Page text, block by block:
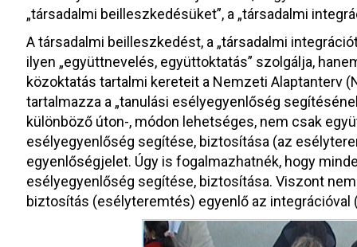
„társadalmi beilleszkedésüket”, a „társadalmi
A társadalmi beilleszkedést, a „társadalmi
ilyen „együttnevelés, együttoktatás” szolgálja,
közoktatás tartalmi kereteit a Nemzeti Alaptanterv
tartalmazza a „tanulási esélyegyenlőség
különböző úton-, módon lehetséges, nem csak
esélyegyenlőség segítése, biztosítása (az
egyenlőségjelet. Úgy is fogalmazhatnék, hogy
esélyegyenlőség segítése, biztosítása. Viszont
biztosítás (esélyteremtés) egyenlő az